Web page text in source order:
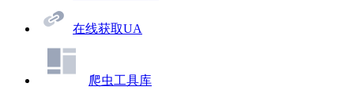
在线获取UA
爬虫工具库